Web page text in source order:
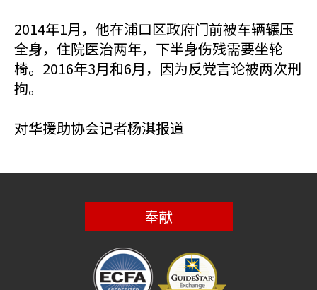
2014年1月，他在浦口区政府门前被车辆辗压
全身，住院医治两年，下半身伤残需要坐轮
椅。2016年3月和6月，因为反党言论被两次刑
拘。
对华援助协会记者杨淇报道
奉献